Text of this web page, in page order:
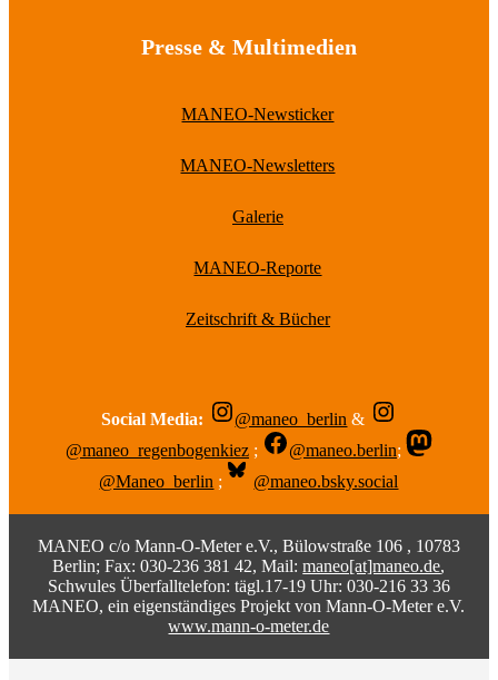
Presse & Multimedien
MANEO-Newsticker
MANEO-Newsletters
Galerie
MANEO-Reporte
Zeitschrift & Bücher
Social Media: @maneo_berlin &
@maneo_regenbogenkiez ; @maneo.berlin;
@Maneo_berlin ; @maneo.bsky.social
MANEO c/o Mann-O-Meter e.V., Bülowstraße 106 , 10783
Berlin; Fax: 030-236 381 42, Mail:maneo[at]maneo.de,
Schwules Überfalltelefon: tägl.17-19 Uhr: 030-216 33 36
MANEO, ein eigenständiges Projekt von Mann-O-Meter e.V.
www.mann-o-meter.de